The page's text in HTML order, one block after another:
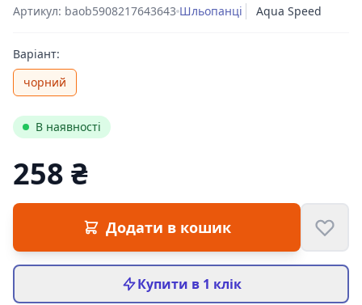
Артикул: baob5908217643643 Шльопанці Aqua Speed
Варіант:
чорний
В наявності
Цена:
258 ₴
Додати в кошик
Купити в 1 клік